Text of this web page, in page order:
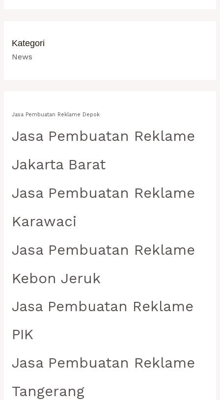
Kategori
News
Jasa Pembuatan Reklame Depok
Jasa Pembuatan Reklame
Jakarta Barat
Jasa Pembuatan Reklame
Karawaci
Jasa Pembuatan Reklame
Kebon Jeruk
Jasa Pembuatan Reklame
PIK
Jasa Pembuatan Reklame
Tangerang